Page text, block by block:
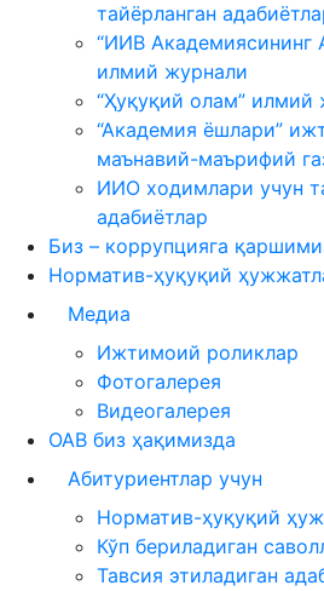
тайёрланган
“ИИВ Академиясининг
илмий журнали
“Ҳуқуқий олам” илмий
“Академия ёшлари”
маънавий-маърифий
ИИО ходимлари учун
адабиётлар
Биз – коррупцияга
Норматив-ҳуқуқий
Медиа
Ижтимоий роликлар
Фотогалерея
Видеогалерея
ОАВ биз ҳақимизда
Абитуриентлар учун
Норматив-ҳуқуқий
Кўп бериладиган
Тавсия этиладиган